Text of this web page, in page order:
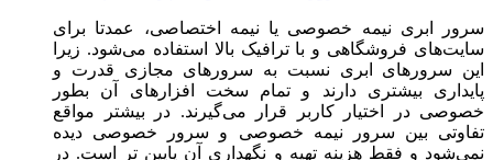
سرور ابری نیمه خصوصی یا نیمه اختصاصی، عمدتا برای
سایت‌های فروشگاهی و با ترافیک بالا استفاده می‌شود. زیرا
این سرورهای ابری نسبت به سرورهای مجازی قدرت و
پایداری بیشتری دارند و تمام سخت افزارهای آن بطور
خصوصی در اختیار کاربر قرار می‌گیرند. در بیشتر مواقع
تفاوتی بین سرور نیمه خصوصی و سرور خصوصی دیده
نمی‌شود و فقط هزینه تهیه و نگهداری آن پایین تر است. در